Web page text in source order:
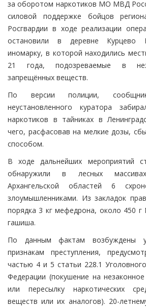
за оборотом наркотиков МО МВД
силовой поддержке бойцов
Росгвардии в ходе реализации
остановили в деревне Курцево
иномарку, в которой находились
21 года, подозреваемые в
запрещённых веществ.
По версии полиции,
неустановленного куратора
наркотиков в тайниках в
чего, расфасовав на мелкие дозы,
способом.
В ходе дальнейших мероприятий
обнаружили в лесных
Архангельской областей 6
злоумышленниками. Из закладок
порядка 3 кг мефедрона, около 450
гашиша.
По данным фактам возбуждены
признакам преступления,
частью 4 и 5 статьи 228.1
Федерации (покушение на
или пересылку наркотических
веществ или их аналогов). 20-